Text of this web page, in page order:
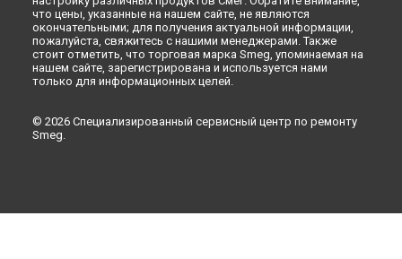
что цены, указанные на нашем сайте, не являются
окончательными; для получения актуальной информации,
пожалуйста, свяжитесь с нашими менеджерами. Также
стоит отметить, что торговая марка Smeg, упоминаемая на
нашем сайте, зарегистрирована и используется нами
только для информационных целей.
© 2026 Специализированный сервисный центр по ремонту
Smeg.